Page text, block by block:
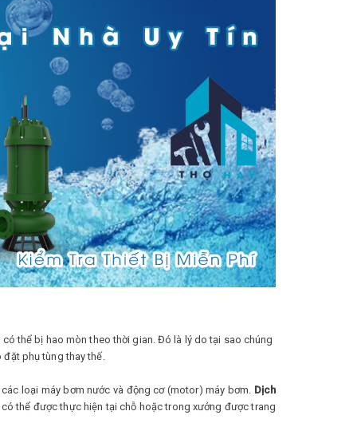
thể bị hao mòn theo thời gian. Đó là lý do tại sao chúng
phụ tùng thay thế.
loại máy bơm nước và động cơ (motor) máy bơm. Dịch
thể được thực hiện tại chỗ hoặc trong xưởng được trang